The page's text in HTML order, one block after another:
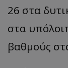
26 στα
στα
βαθμούς